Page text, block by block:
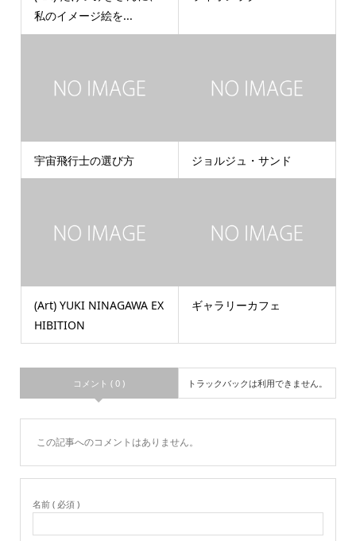
私のイメージ絵を...
宇宙飛行士の選び方 ジョルジュ・サンド
(Art) YUKI NINAGAWA EX
HIBITION
ギャラリーカフェ
コメント ( 0 ) トラックバックは利用できません。
この記事へのコメントはありません。
名前 ( 必須 )